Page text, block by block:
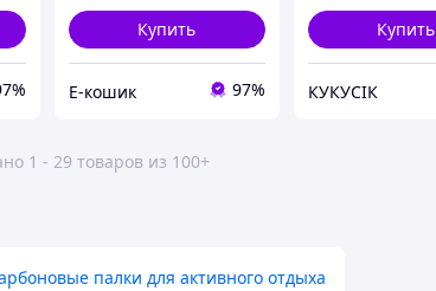
Купить
Е-кошик 97%
Купить
КУКУСІК
1 - 29 товаров из 100+
палки для активного отдыха